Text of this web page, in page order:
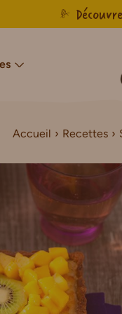
& Sans
Sucres & Sans
Sucres & Sans
Chocolat Sans
Sucres Ajoutés
Sans Sucres Ajoutés
Notre savoir-faire
Accueil Recettes